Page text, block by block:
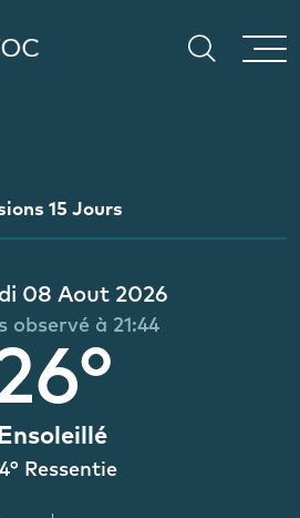
15 Jours
08 Aout 2026
observé à 21:44
Ensoleillé
Ressentie